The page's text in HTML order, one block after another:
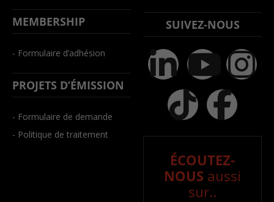
MEMBERSHIP
- Formulaire d’adhésion
PROJETS D’ÉMISSION
- Formulaire de demande
- Politique de traitement
SUIVEZ-NOUS
ÉCOUTEZ-
NOUS aussi
sur..